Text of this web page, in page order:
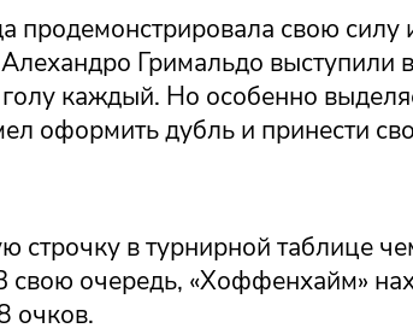
продемонстрировала свою силу
Гримальдо выступили
каждый. Но особенно
оформить дубль и принести
строчку в турнирной таблице
свою очередь, «Хоффенхайм»
очков.